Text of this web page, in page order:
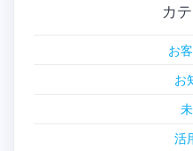
カ
お
お
活